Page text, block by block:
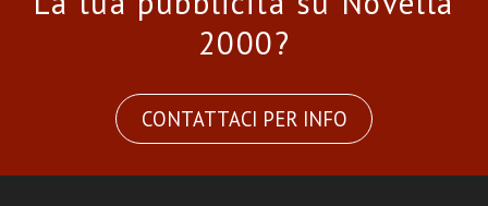
2000?
CONTATTACI PER INFO